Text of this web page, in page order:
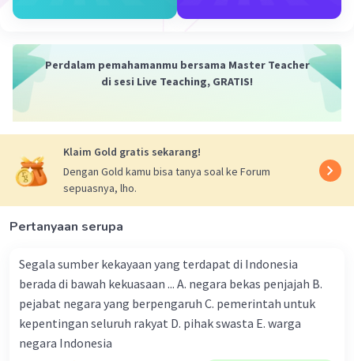
Perdalam pemahamanmu bersama Master Teacher
di sesi Live Teaching, GRATIS!
Klaim Gold gratis sekarang!
Dengan Gold kamu bisa tanya soal ke Forum
sepuasnya, lho.
Pertanyaan serupa
Segala sumber kekayaan yang terdapat di Indonesia
berada di bawah kekuasaan ... A. negara bekas penjajah B.
pejabat negara yang berpengaruh C. pemerintah untuk
kepentingan seluruh rakyat D. pihak swasta E. warga
negara Indonesia